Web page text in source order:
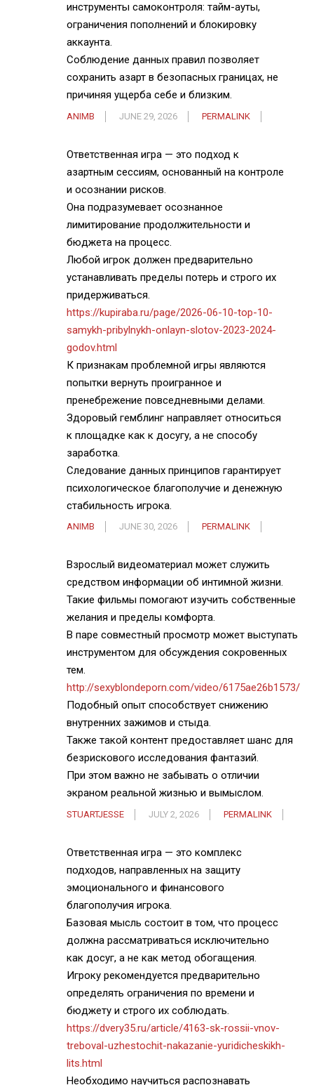
инструменты самоконтроля: тайм-ауты,
ограничения пополнений и блокировку
аккаунта.
Соблюдение данных правил позволяет
сохранить азарт в безопасных границах, не
причиняя ущерба себе и близким.
ANIMB JUNE 29, 2026 PERMALINK
Ответственная игра — это подход к
азартным сессиям, основанный на контроле
и осознании рисков.
Она подразумевает осознанное
лимитирование продолжительности и
бюджета на процесс.
Любой игрок должен предварительно
устанавливать пределы потерь и строго их
придерживаться.
https://kupiraba.ru/page/2026-06-10-top-10-
samykh-pribylnykh-onlayn-slotov-2023-2024-
godov.html
К признакам проблемной игры являются
попытки вернуть проигранное и
пренебрежение повседневными делами.
Здоровый гемблинг направляет относиться
к площадке как к досугу, а не способу
заработка.
Следование данных принципов гарантирует
психологическое благополучие и денежную
стабильность игрока.
ANIMB JUNE 30, 2026 PERMALINK
Взрослый видеоматериал может служить
средством информации об интимной жизни.
Такие фильмы помогают изучить собственные
желания и пределы комфорта.
В паре совместный просмотр может выступать
инструментом для обсуждения сокровенных
тем.
http://sexyblondeporn.com/video/6175ae26b1573/
Подобный опыт способствует снижению
внутренних зажимов и стыда.
Также такой контент предоставляет шанс для
безрискового исследования фантазий.
При этом важно не забывать о отличии
экраном реальной жизнью и вымыслом.
STUARTJESSE JULY 2, 2026 PERMALINK
Ответственная игра — это комплекс
подходов, направленных на защиту
эмоционального и финансового
благополучия игрока.
Базовая мысль состоит в том, что процесс
должна рассматриваться исключительно
как досуг, а не как метод обогащения.
Игроку рекомендуется предварительно
определять ограничения по времени и
бюджету и строго их соблюдать.
https://dvery35.ru/article/4163-sk-rossii-vnov-
treboval-uzhestochit-nakazanie-yuridicheskikh-
lits.html
Необходимо научиться распознавать